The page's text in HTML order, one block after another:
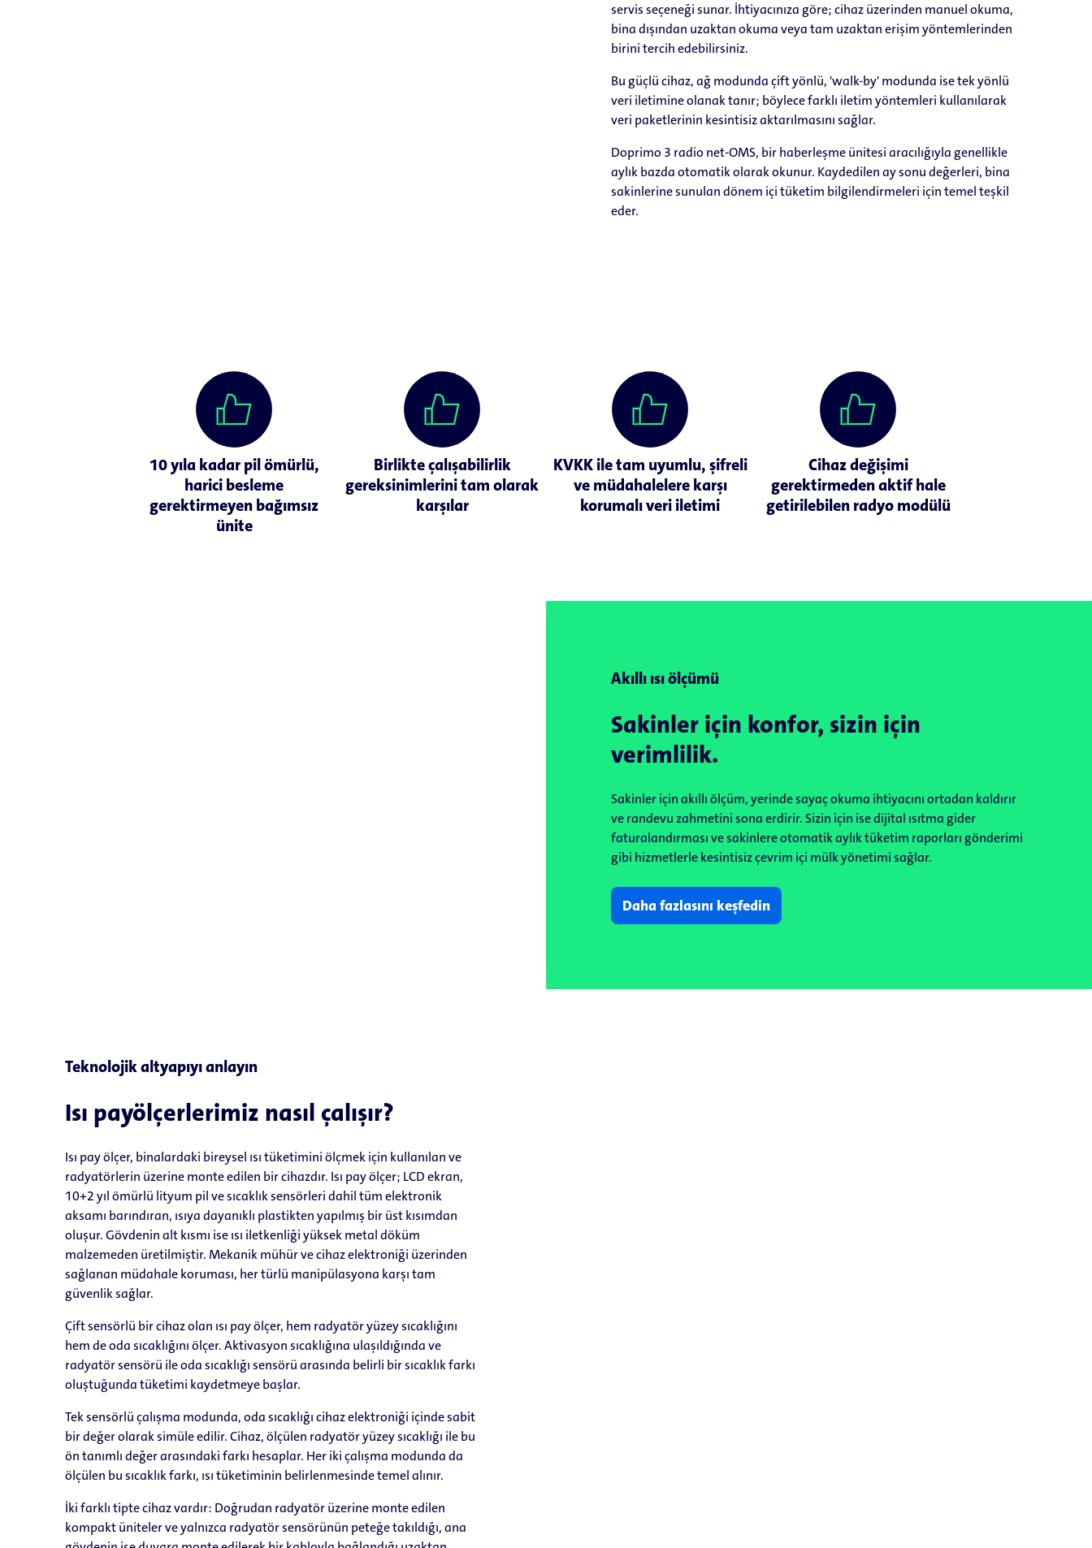
servis seçeneği sunar. İhtiyacınıza göre; cihaz üzerinden manuel okuma,
bina dışından uzaktan okuma veya tam uzaktan erişim yöntemlerinden
birini tercih edebilirsiniz.
Bu güçlü cihaz, ağ modunda çift yönlü, 'walk-by' modunda ise tek yönlü
veri iletimine olanak tanır; böylece farklı iletim yöntemleri kullanılarak
veri paketlerinin kesintisiz aktarılmasını sağlar.
Doprimo 3 radio net-OMS, bir haberleşme ünitesi aracılığıyla genellikle
aylık bazda otomatik olarak okunur. Kaydedilen ay sonu değerleri, bina
sakinlerine sunulan dönem içi tüketim bilgilendirmeleri için temel teşkil
eder.
10 yıla kadar pil ömürlü,
harici besleme
gerektirmeyen bağımsız
ünite
Birlikte çalışabilirlik
gereksinimlerini tam olarak
karşılar
KVKK ile tam uyumlu, şifreli
ve müdahalelere karşı
korumalı veri iletimi
Cihaz değişimi
gerektirmeden aktif hale
getirilebilen radyo modülü
Akıllı ısı ölçümü
Sakinler için konfor, sizin için
verimlilik.
Sakinler için akıllı ölçüm, yerinde sayaç okuma ihtiyacını ortadan kaldırır
ve randevu zahmetini sona erdirir. Sizin için ise dijital ısıtma gider
faturalandırması ve sakinlere otomatik aylık tüketim raporları gönderimi
gibi hizmetlerle kesintisiz çevrim içi mülk yönetimi sağlar.
Daha fazlasını keşfedin
Teknolojik altyapıyı anlayın
Isı payölçerlerimiz nasıl çalışır?
Isı pay ölçer, binalardaki bireysel ısı tüketimini ölçmek için kullanılan ve
radyatörlerin üzerine monte edilen bir cihazdır. Isı pay ölçer; LCD ekran,
10+2 yıl ömürlü lityum pil ve sıcaklık sensörleri dahil tüm elektronik
aksamı barındıran, ısıya dayanıklı plastikten yapılmış bir üst kısımdan
oluşur. Gövdenin alt kısmı ise ısı iletkenliği yüksek metal döküm
malzemeden üretilmiştir. Mekanik mühür ve cihaz elektroniği üzerinden
sağlanan müdahale koruması, her türlü manipülasyona karşı tam
güvenlik sağlar.
Çift sensörlü bir cihaz olan ısı pay ölçer, hem radyatör yüzey sıcaklığını
hem de oda sıcaklığını ölçer. Aktivasyon sıcaklığına ulaşıldığında ve
radyatör sensörü ile oda sıcaklığı sensörü arasında belirli bir sıcaklık farkı
oluştuğunda tüketimi kaydetmeye başlar.
Tek sensörlü çalışma modunda, oda sıcaklığı cihaz elektroniği içinde sabit
bir değer olarak simüle edilir. Cihaz, ölçülen radyatör yüzey sıcaklığı ile bu
ön tanımlı değer arasındaki farkı hesaplar. Her iki çalışma modunda da
ölçülen bu sıcaklık farkı, ısı tüketiminin belirlenmesinde temel alınır.
İki farklı tipte cihaz vardır: Doğrudan radyatör üzerine monte edilen
kompakt üniteler ve yalnızca radyatör sensörünün peteğe takıldığı, ana